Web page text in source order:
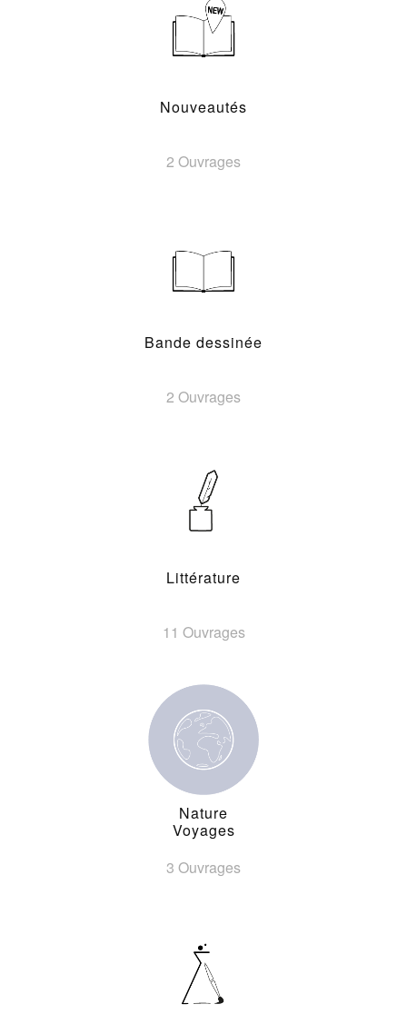
Nouveautés
2 Ouvrages
Bande dessinée
2 Ouvrages
Littérature
11 Ouvrages
Nature
Voyages
3 Ouvrages